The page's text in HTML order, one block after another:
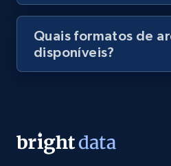
Quais formatos de
disponíveis?